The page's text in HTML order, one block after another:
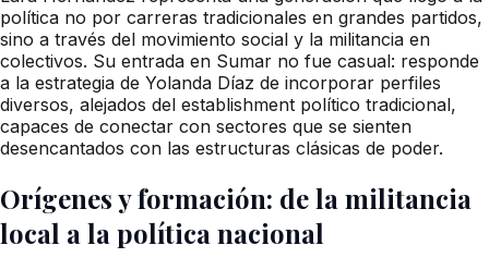
política no por carreras tradicionales en grandes partidos,
sino a través del movimiento social y la militancia en
colectivos. Su entrada en Sumar no fue casual: responde
a la estrategia de Yolanda Díaz de incorporar perfiles
diversos, alejados del establishment político tradicional,
capaces de conectar con sectores que se sienten
desencantados con las estructuras clásicas de poder.
Orígenes y formación: de la militancia
local a la política nacional